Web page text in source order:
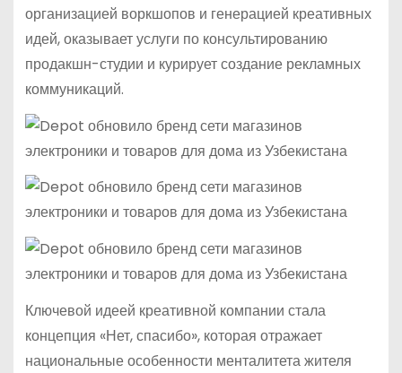
организацией воркшопов и генерацией креативных
идей, оказывает услуги по консультированию
продакшн-студии и курирует создание рекламных
коммуникаций.
Ключевой идеей креативной компании стала
концепция «Нет, спасибо», которая отражает
национальные особенности менталитета жителя